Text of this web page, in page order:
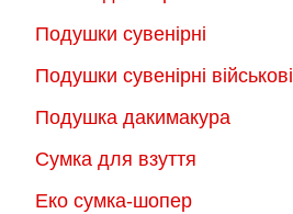
Подушки сувенірні
Подушки сувенірні військові
Подушка дакимакура
Сумка для взуття
Еко сумка-шопер